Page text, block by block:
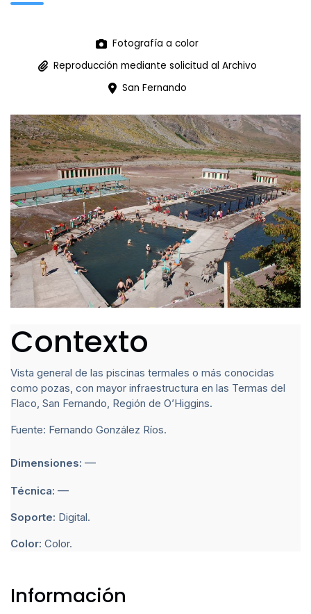
Fotografía a color
Reproducción mediante solicitud al Archivo
San Fernando
Contexto
Vista general de las piscinas termales o más conocidas
como pozas, con mayor infraestructura en las Termas del
Flaco, San Fernando, Región de O’Higgins.
Fuente: Fernando González Ríos.
Dimensiones: —
Técnica: —
Soporte: Digital.
Color: Color.
Información